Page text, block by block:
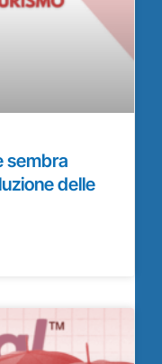
sembra
delle